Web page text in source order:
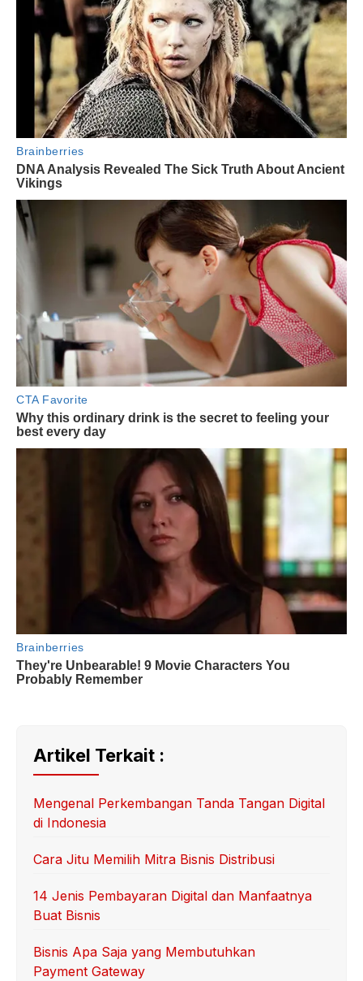
Artikel Terkait :
Mengenal Perkembangan Tanda Tangan Digital
di Indonesia
Cara Jitu Memilih Mitra Bisnis Distribusi
14 Jenis Pembayaran Digital dan Manfaatnya
Buat Bisnis
Bisnis Apa Saja yang Membutuhkan
Payment Gateway